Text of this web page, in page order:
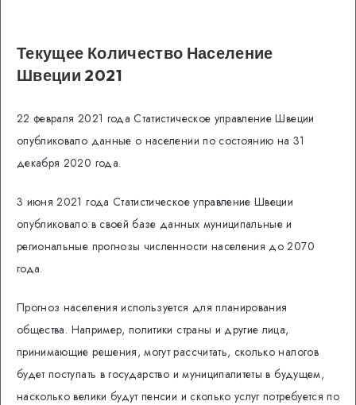
Текущее Количество Население
Швеции 2021
22 февраля 2021 года Статистическое управление Швеции
опубликовало данные о населении по состоянию на 31
декабря 2020 года.
3 июня 2021 года Статистическое управление Швеции
опубликовало в своей базе данных муниципальные и
региональные прогнозы численности населения до 2070
года.
Прогноз населения используется для планирования
общества. Например, политики страны и другие лица,
принимающие решения, могут рассчитать, сколько налогов
будет поступать в государство и муниципалитеты в будущем,
насколько велики будут пенсии и сколько услуг потребуется по